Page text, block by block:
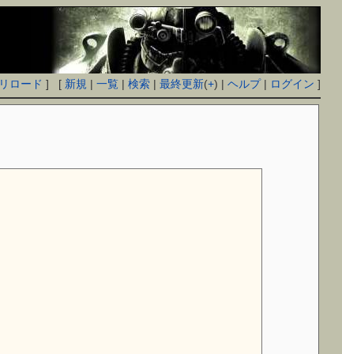
リロード ] [ 新規 |一覧 |検索 |最終更新(+) |ヘルプ| ログイン ]